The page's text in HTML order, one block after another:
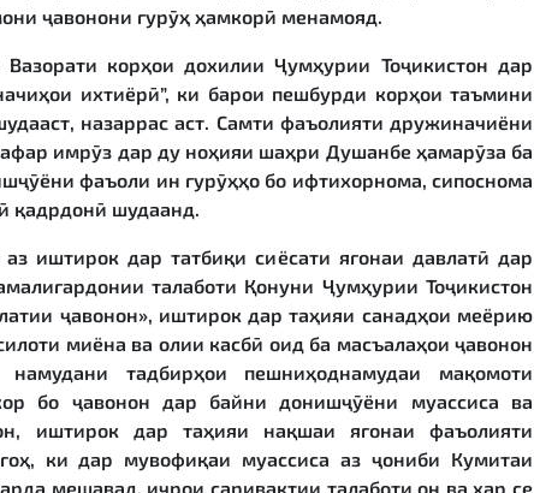
ҷавонони гурӯҳ ҳамкорӣ менамояд.
корҳои дохилии Ҷумҳурии Тоҷикистон дар
ихтиёрӣ”, ки барои пешбурди корҳои таъмини
назаррас аст. Самти фаъолияти дружиначиёни
имрӯз дар ду ноҳияи шаҳри Душанбе ҳамарӯза ба
фаъоли ин гурӯҳҳо бо ифтихорнома, сипоснома
қадрдонӣ шудаанд.
иштирок дар татбиқи сиёсати ягонаи давлатӣ дар
талаботи Қонуни Ҷумҳурии Тоҷикистон
ҷавонон», иштирок дар таҳияи санадҳои меёрию
миёна ва олии касбӣ оид ба масъалаҳои ҷавонон
тадбирҳои пешниҳоднамудаи мақомоти
бо ҷавонон дар байни донишҷӯёни муассиса ва
иштирок дар таҳияи нақшаи ягонаи фаъолияти
ки дар мувофиқаи муассиса аз ҷониби Кумитаи
мешавад, иҷрои саривақтии талаботи он ва ҳар се